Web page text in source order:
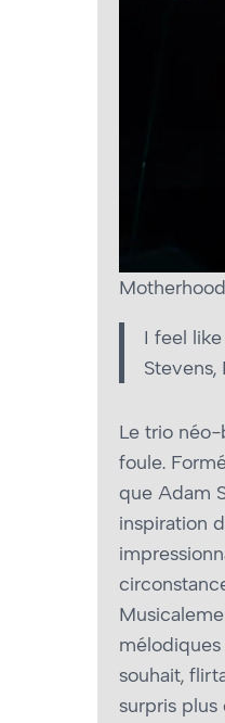
I feel
Le trio
foule.
que Adam
inspiration
souhait,
surpris plus